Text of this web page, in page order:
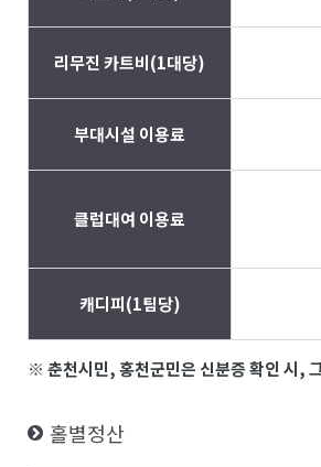
리무진 카트비(1대당)
부대시설 이용료
클럽대여 이용료
캐디피(1팀당)
※ 춘천시민, 홍천군민은 신분증 확인 시,
홀별정산